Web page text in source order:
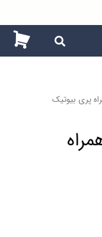
پری بیوتیک